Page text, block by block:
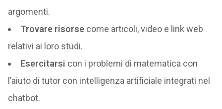
argomenti.
Trovare risorsecome articoli, video e link web
relativi ai loro studi.
Esercitarsi con i problemi di matematica con
l’aiuto di tutor con intelligenza artificiale integrati nel
chatbot.